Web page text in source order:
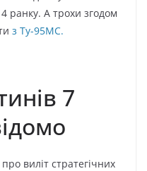
ранку. А трохи згодом
з Ту-95МС.
7
виліт стратегічних